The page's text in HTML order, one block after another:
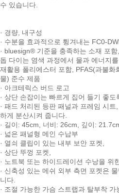
수 있습니다.
· 경량, 내구성
· 수분을 효과적으로 튕겨내는 FC0-
· bluesign® 기준을 충족하는 소재 포
돕 다이는 염색 과정에서 물과 에너지
재활용 폴리에스터 포함, PFAS(과불
물) 준수 제품
· 아크테릭스 버드 로고
· 상단 손잡이는 빠르게 집어 들기 좋도
· 패드 처리된 등판 패널과 프레임 시
하게 분산시켜 줍니다.
· 길이: 45cm, 너비: 26cm, 깊이:
· 넓은 패널형 메인 수납부
· 열쇠 클립이 있는 내부 보안 포켓,
· 상단 뚜껑 포켓,
· 노트북 또는 하이드레이션 수낭을 위
· 신축성 있는 메쉬 외부 측면 포켓은
니다.
· 조절 가능한 가슴 스트랩과 탈부착 가